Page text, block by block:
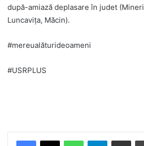
după-amiază deplasare în judet
Luncavița, Măcin).
#mereualăturideoameni
#USRPLUS
Telegram